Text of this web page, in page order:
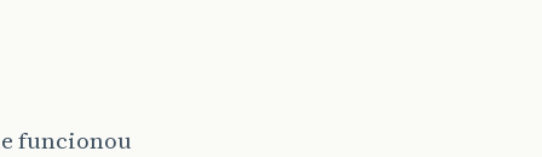
funcionou